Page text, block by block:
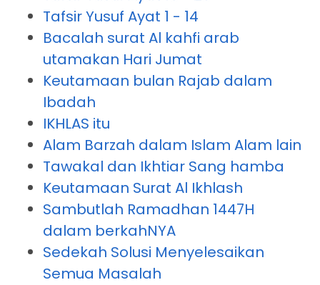
Tafsir Yusuf Ayat 1 - 14
Bacalah surat Al kahfi arab
utamakan Hari Jumat
Keutamaan bulan Rajab dalam
Ibadah
IKHLAS itu
Alam Barzah dalam Islam Alam lain
Tawakal dan Ikhtiar Sang hamba
Keutamaan Surat Al Ikhlash
Sambutlah Ramadhan 1447H
dalam berkahNYA
Sedekah Solusi Menyelesaikan
Semua Masalah